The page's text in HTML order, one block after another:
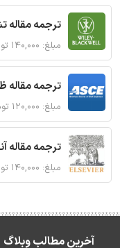
ترجمه مقاله
مبلغ: ۱۴۰,۰۰۰ تومان
ترجمه مقاله
مبلغ: ۱۲۰,۰۰۰ تومان
ترجمه مقاله
مبلغ: ۱۴۰,۰۰۰ تومان
آخرین مطالب وبلاگ